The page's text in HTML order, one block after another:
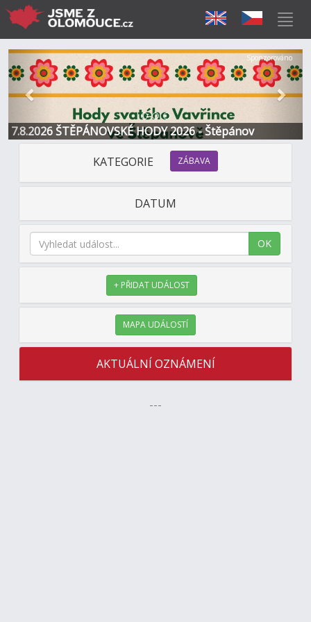
7.8.2026 ŠTĚPÁNOVSKÉ HODY 2026 - Štěpánov
Předchozí Další
Sponzorováno
KATEGORIE ZÁBAVA
DATUM
OK
+ PŘIDAT UDÁLOST
MAPA UDÁLOSTÍ
AKTUÁLNÍ OZNÁMENÍ
---